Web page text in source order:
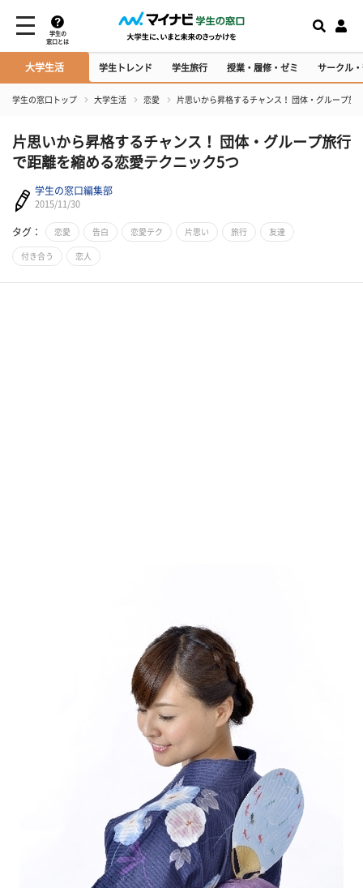
学生の
窓口とは
大学生活 学生トレンド 学生旅行 授業・履修・ゼミ サークル
学生の窓口トップ 大学生活 恋愛 片思いから昇格するチャンス！ 団体・グループ旅
片思いから昇格するチャンス！ 団体・グループ旅行
で距離を縮める恋愛テクニック5つ
学生の窓口編集部
2015/11/30
タグ： 恋愛 告白 恋愛テク 片思い 旅行 友達
付き合う 恋人